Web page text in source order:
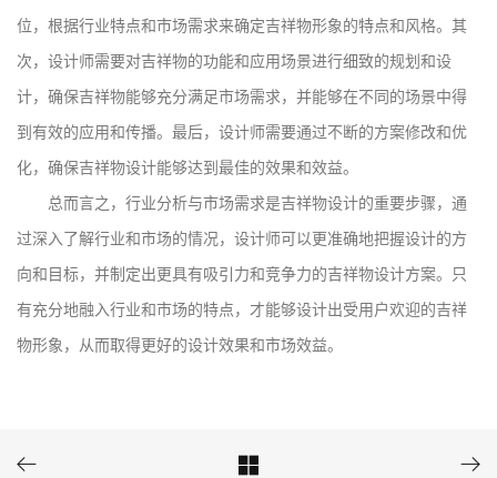
位，根据行业特点和市场需求来确定吉祥物形象的特点和风格。其
次，设计师需要对吉祥物的功能和应用场景进行细致的规划和设
计，确保吉祥物能够充分满足市场需求，并能够在不同的场景中得
到有效的应用和传播。最后，设计师需要通过不断的方案修改和优
化，确保吉祥物设计能够达到最佳的效果和效益。
总而言之，行业分析与市场需求是吉祥物设计的重要步骤，通
过深入了解行业和市场的情况，设计师可以更准确地把握设计的方
向和目标，并制定出更具有吸引力和竞争力的吉祥物设计方案。只
有充分地融入行业和市场的特点，才能够设计出受用户欢迎的吉祥
物形象，从而取得更好的设计效果和市场效益。
  